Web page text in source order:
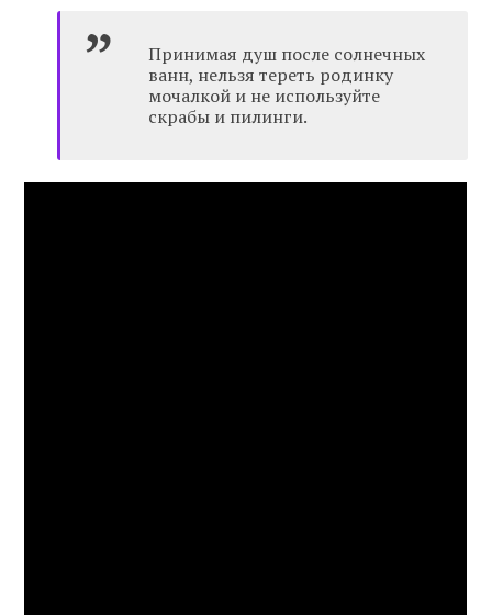
Принимая душ после солнечных
ванн, нельзя тереть родинку
мочалкой и не используйте
скрабы и пилинги.